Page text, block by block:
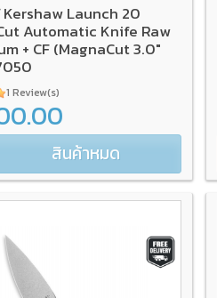
Launch 20
Automatic Knife Raw
+ CF (MagnaCut 3.0"
1 Review(s)
สินค้าหมด